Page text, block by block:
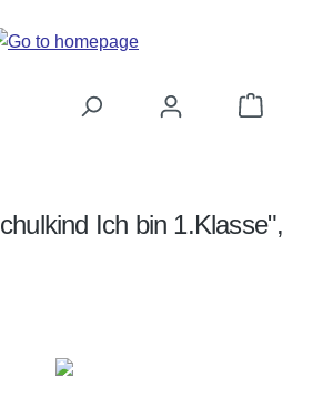
Shopping
Ich bin 1.Klasse",